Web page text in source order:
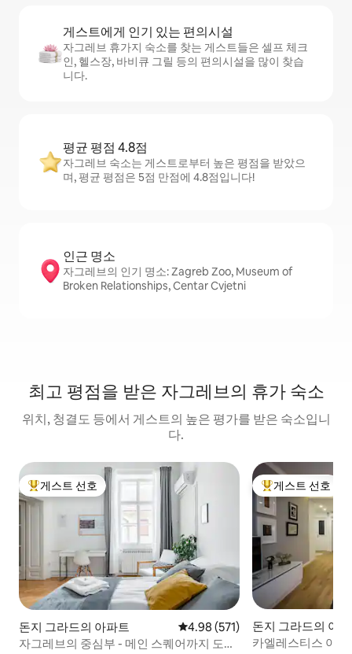
게스트에게 인기 있는 편의시설
자그레브 휴가지 숙소를 찾는 게스트들은 셀프 체크
인, 헬스장, 바비큐 그릴 등의 편의시설을 많이 찾습
니다.
평균 평점 4.8점
자그레브 숙소는 게스트로부터 높은 평점을 받았으
며, 평균 평점은 5점 만점에 4.8점입니다!
인근 명소
자그레브의 인기 명소: Zagreb Zoo, Museum of
Broken Relationships, Centar Cvjetni
최고 평점을 받은 자그레브의 휴가 숙소
위치, 청결도 등에서 게스트의 높은 평가를 받은 숙소입니
다.
상위 게스트 선호
게스트 선호
돈지 그라드의 아파트 평점 4.98점(5점 만점), 후기 571
4.98 (571)
자그레브의 중심부 - 메인 스퀘어까지 도보
상위 게스트 선호
게스트 선호
돈지 그라드의 아
카엘레스티스 아